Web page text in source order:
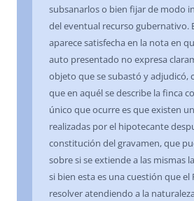
subsanarlos o bien fijar de modo
del eventual recurso gubernativo.
aparece satisfecha en la nota en
auto presentado no expresa
objeto que se subastó y adjudicó,
que en aquél se describe la finca
único que ocurre es que existen
realizadas por el hipotecante
constitución del gravamen, que
sobre si se extiende a las mismas
si bien esta es una cuestión que el
resolver atendiendo a la